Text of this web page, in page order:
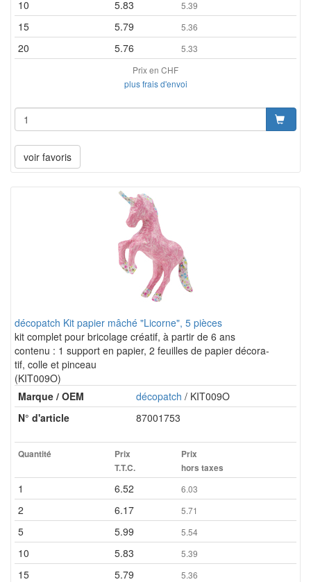
10 5.83 5.39
15 5.79 5.36
20 5.76
5.33
Prix en CHF
plus frais d'envoi
voir favoris
décopatch Kit papier mâché "Licorne", 5 pièces
kit complet pour bricolage créatif, à partir de 6 ans
contenu : 1 support en papier, 2 feuilles de papier décora-
tif, colle et pinceau
(KIT009O)
Marque / OEM
décopatch / KIT009O
N° d'article
87001753
Quantité
Prix
T.T.C.
Prix
hors taxes
1 6.52 6.03
2 6.17 5.71
5 5.99 5.54
10 5.83 5.39
15 5.79 5.36